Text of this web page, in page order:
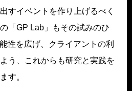
すイベントを作り上げるべく
「GP Lab」もその試みのひ
性を広げ、クライアントの利
う、これからも研究と実践を
す。